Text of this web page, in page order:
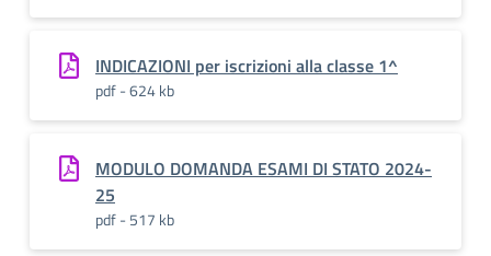
INDICAZIONI per iscrizioni alla classe 1^
pdf - 624 kb
MODULO DOMANDA ESAMI DI STATO 2024-
25
pdf - 517 kb